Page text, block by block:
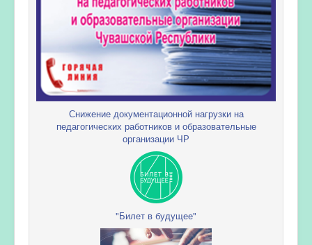
Снижение документационной нагрузки на
педагогических работников и образовательные
организации ЧР
"Билет в будущее"